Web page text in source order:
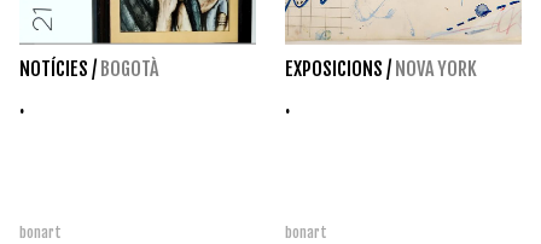
NOTÍCIES / BOGOTÀ
.
bonart
EXPOSICIONS / NOVA YORK
.
bonart